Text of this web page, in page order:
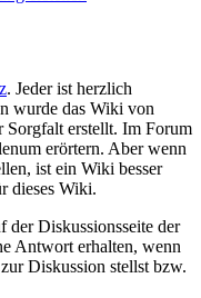
. Jeder ist herzlich
wurde das Wiki von
Sorgfalt erstellt. Im Forum
erörtern. Aber wenn
ist ein Wiki besser
dieses Wiki.
der Diskussionsseite der
Antwort erhalten, wenn
zur Diskussion stellst bzw.